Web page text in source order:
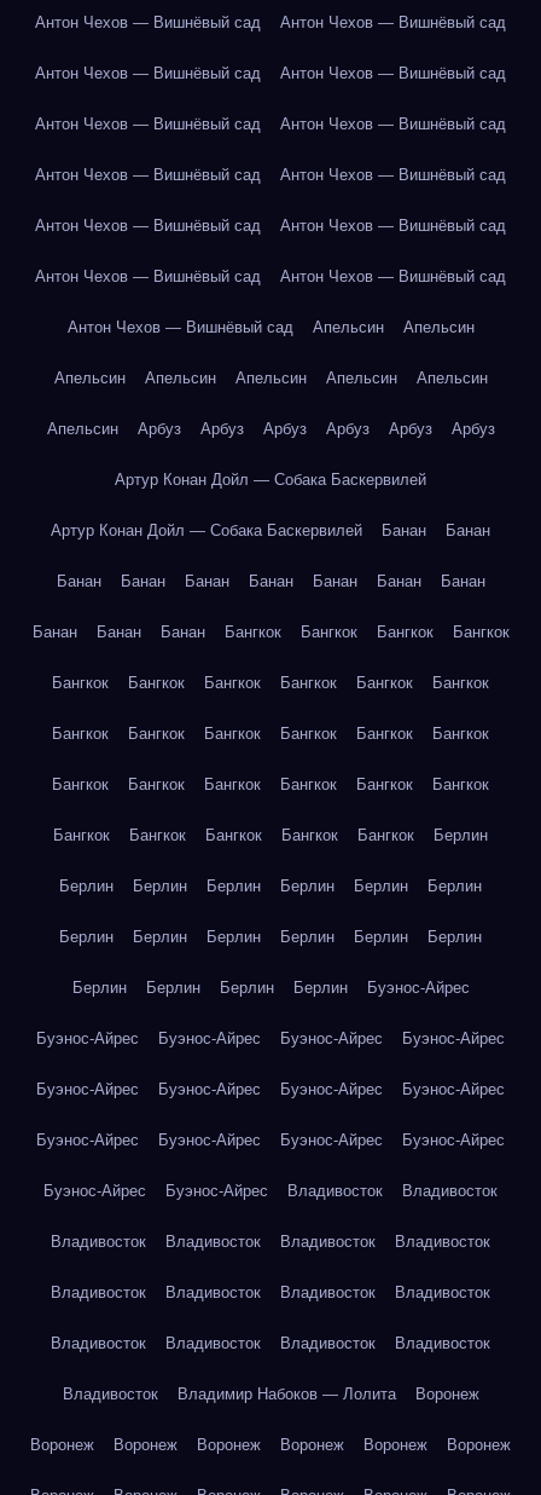
Антон Чехов — Вишнёвый сад Антон Чехов — Вишнёвый сад
Антон Чехов — Вишнёвый сад Антон Чехов — Вишнёвый сад
Антон Чехов — Вишнёвый сад Антон Чехов — Вишнёвый сад
Антон Чехов — Вишнёвый сад Антон Чехов — Вишнёвый сад
Антон Чехов — Вишнёвый сад Антон Чехов — Вишнёвый сад
Антон Чехов — Вишнёвый сад Антон Чехов — Вишнёвый сад
Антон Чехов — Вишнёвый сад Апельсин Апельсин
Апельсин Апельсин Апельсин Апельсин Апельсин
Апельсин Арбуз Арбуз Арбуз Арбуз Арбуз Арбуз
Артур Конан Дойл — Собака Баскервилей
Артур Конан Дойл — Собака Баскервилей Банан Банан
Банан Банан Банан Банан Банан Банан Банан
Банан Банан Банан Бангкок Бангкок Бангкок Бангкок
Бангкок Бангкок Бангкок Бангкок Бангкок Бангкок
Бангкок Бангкок Бангкок Бангкок Бангкок Бангкок
Бангкок Бангкок Бангкок Бангкок Бангкок Бангкок
Бангкок Бангкок Бангкок Бангкок Бангкок Берлин
Берлин Берлин Берлин Берлин Берлин Берлин
Берлин Берлин Берлин Берлин Берлин Берлин
Берлин Берлин Берлин Берлин Буэнос-Айрес
Буэнос-Айрес Буэнос-Айрес Буэнос-Айрес Буэнос-Айрес
Буэнос-Айрес Буэнос-Айрес Буэнос-Айрес Буэнос-Айрес
Буэнос-Айрес Буэнос-Айрес Буэнос-Айрес Буэнос-Айрес
Буэнос-Айрес Буэнос-Айрес Владивосток Владивосток
Владивосток Владивосток Владивосток Владивосток
Владивосток Владивосток Владивосток Владивосток
Владивосток Владивосток Владивосток Владивосток
Владивосток Владимир Набоков — Лолита Воронеж
Воронеж Воронеж Воронеж Воронеж Воронеж Воронеж